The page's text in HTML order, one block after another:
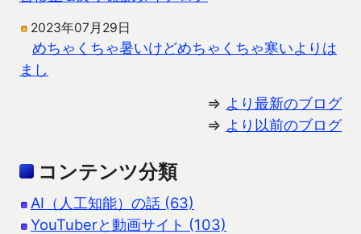
2023年07月29日
めちゃくちゃ暑いけどめちゃくちゃ寒いよりは
まし
⇒ より最新のブログ
⇒ より以前のブログ
コンテンツ分類
AI（人工知能）の話 (63)
YouTuberと動画サイト (103)